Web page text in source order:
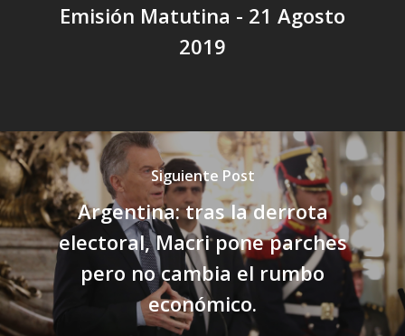
Emisión Matutina - 21 Agosto
2019
Siguiente Post
Argentina: tras la derrota
electoral, Macri pone parches
pero no cambia el rumbo
económico.